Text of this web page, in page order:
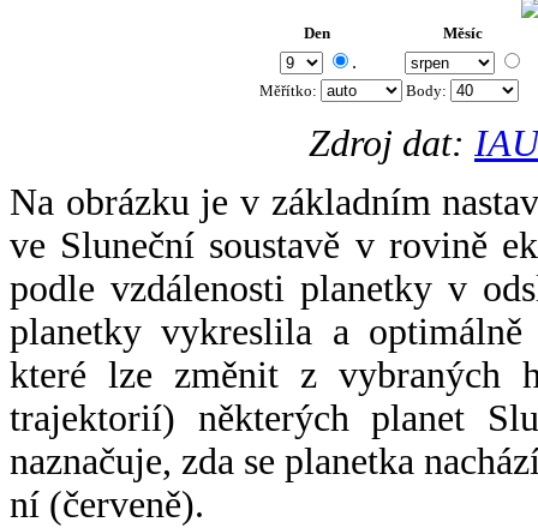
Den Měsíc
.
Měřítko: Body:
Zdroj dat:
Na obrázku je v základním
ve Sluneční soustavě v rovině
podle vzdálenosti planetky v
planetky vykreslila a
které lze změnit z vybraných
trajektorií) některých planet
naznačuje, zda se planetka
ní (červeně).